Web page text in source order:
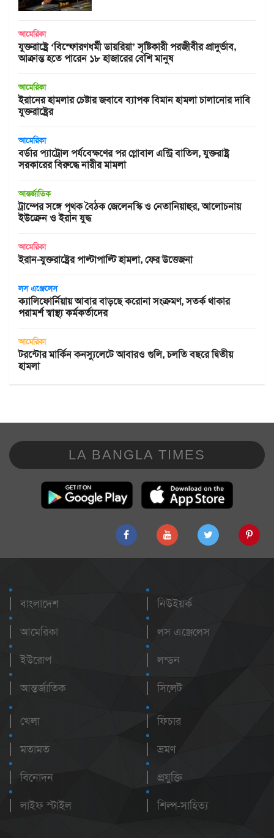
আমেরিকা
যুক্তরাষ্ট্রে ‘বিস্ফোরণধর্মী ডায়রিয়া’ সৃষ্টিকারী পরজীবীর প্রাদুর্ভাব,
আক্রান্ত হতে পারেন ১৮ হাজারের বেশি মানুষ
আমেরিকা
ইরানের হামলার চেষ্টার জবাবে ব্যাপক বিমান হামলা চালানোর দাবি
যুক্তরাষ্ট্রের
আমেরিকা
বর্ডার প্যাট্রোল পর্যবেক্ষণের পর গ্লোবাল এন্ট্রি বাতিল, যুক্তরাষ্ট্র
সরকারের বিরুদ্ধে নারীর মামলা
আন্তর্জাতিক
ট্রাম্পের সঙ্গে পৃথক বৈঠক জেলেনস্কি ও নেতানিয়াহুর, আলোচনায়
ইউক্রেন ও ইরান যুদ্ধ
আমেরিকা
ইরান-যুক্তরাষ্ট্রের পাল্টাপাল্টি হামলা, ফের উত্তেজনা
লস এঞ্জেলেস
ক্যালিফোর্নিয়ায় আবার বাড়ছে করোনা সংক্রমণ, সতর্ক থাকার
পরামর্শ স্বাস্থ্য কর্মকর্তাদের
আমেরিকা
টরন্টোর মার্কিন কনস্যুলেটে আবারও গুলি, চলতি বছরে দ্বিতীয়
হামলা
LA BANGLA TIMES
বাংলাদেশ
আমেরিকা
ইউরোপ
আন্তর্জাতিক
নিউইয়র্ক
লস এঞ্জেলেস
লন্ডন
সিলেট
খেলা
মতামত
বিনোদন
লাইফ স্টাইল
ফিচার
ভ্রমণ
প্রযুক্তি
শিল্প-সাহিত্য